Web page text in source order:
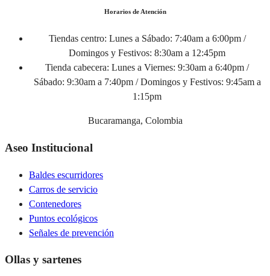
Horarios de Atención
Tiendas centro: Lunes a Sábado: 7:40am a 6:00pm /
Domingos y Festivos: 8:30am a 12:45pm
Tienda cabecera: Lunes a Viernes: 9:30am a 6:40pm /
Sábado: 9:30am a 7:40pm / Domingos y Festivos: 9:45am a
1:15pm
Bucaramanga, Colombia
Aseo Institucional
Baldes escurridores
Carros de servicio
Contenedores
Puntos ecológicos
Señales de prevención
Ollas y sartenes